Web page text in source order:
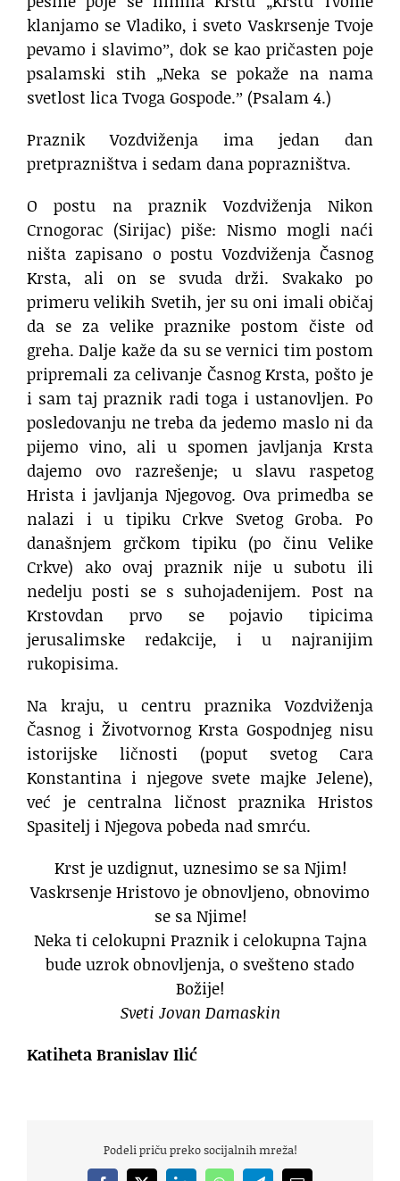
klanjamo se Vladiko, i sveto Vaskrsenje Tvoje
pevamo i slavimoˮ, dok se kao pričasten poje
psalamski stih „Neka se pokaže na nama
svetlost lica Tvoga Gospode.ˮ (Psalam 4.)
Praznik Vozdviženja ima jedan dan
pretprazništva i sedam dana poprazništva.
O postu na praznik Vozdviženja Nikon
Crnogorac (Sirijac) piše: Nismo mogli naći
ništa zapisano o postu Vozdviženja Časnog
Krsta, ali on se svuda drži. Svakako po
primeru velikih Svetih, jer su oni imali običaj
da se za velike praznike postom čiste od
greha. Dalje kaže da su se vernici tim postom
pripremali za celivanje Časnog Krsta, pošto je
i sam taj praznik radi toga i ustanovljen. Po
posledovanju ne treba da jedemo maslo ni da
pijemo vino, ali u spomen javljanja Krsta
dajemo ovo razrešenje; u slavu raspetog
Hrista i javljanja Njegovog. Ova primedba se
nalazi i u tipiku Crkve Svetog Groba. Po
današnjem grčkom tipiku (po činu Velike
Crkve) ako ovaj praznik nije u subotu ili
nedelju posti se s suhojadenijem. Post na
Krstovdan prvo se pojavio tipicima
jerusalimske redakcije, i u najranijim
rukopisima.
Na kraju, u centru praznika Vozdviženja
Časnog i Životvornog Krsta Gospodnjeg nisu
istorijske ličnosti (poput svetog Cara
Konstantina i njegove svete majke Jelene),
već je centralna ličnost praznika Hristos
Spasitelj i Njegova pobeda nad smrću.
Krst je uzdignut, uznesimo se sa Njim!
Vaskrsenje Hristovo je obnovljeno, obnovimo
se sa Njime!
Neka ti celokupni Praznik i celokupna Tajna
bude uzrok obnovljenja, o svešteno stado
Božije!
Sveti Jovan Damaskin
Katiheta Branislav Ilić
Podeli priču preko socijalnih mreža!